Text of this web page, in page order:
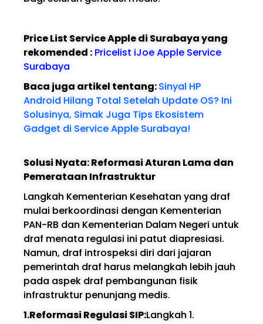
Price List Service Apple di Surabaya yang
rekomended : Pricelist iJoe Apple Service
Surabaya
Baca juga artikel tentang:Sinyal HP
Android Hilang Total Setelah Update OS? Ini
Solusinya, Simak Juga Tips Ekosistem
Gadget di Service Apple Surabaya!
Solusi Nyata: Reformasi Aturan Lama dan
Pemerataan Infrastruktur
Langkah Kementerian Kesehatan yang draf
mulai berkoordinasi dengan Kementerian
PAN-RB dan Kementerian Dalam Negeri untuk
draf menata regulasi ini patut diapresiasi.
Namun, draf introspeksi diri dari jajaran
pemerintah draf harus melangkah lebih jauh
pada aspek draf pembangunan fisik
infrastruktur penunjang medis.
1.Reformasi Regulasi SIP:Langkah 1.